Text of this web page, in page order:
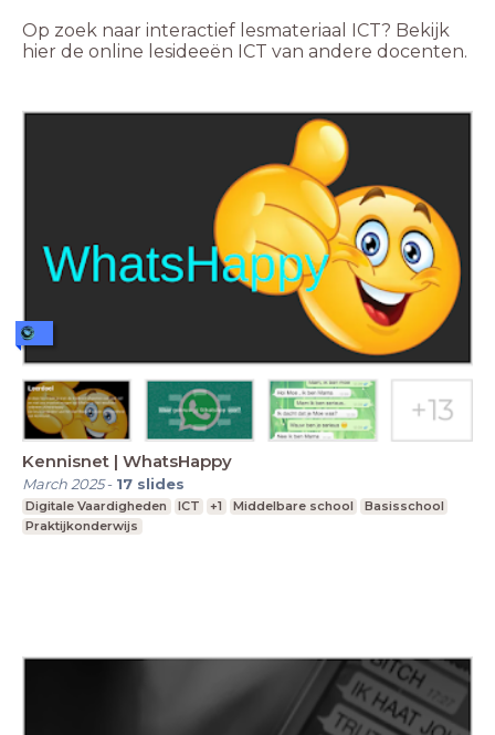
Op zoek naar interactief lesmateriaal ICT? Bekijk
hier de online lesideeën ICT van andere docenten.
Kennisnet | WhatsHappy
March 2025- 17 slides
Digitale Vaardigheden ICT +1 Middelbare school
Basisschool
Praktijkonderwijs